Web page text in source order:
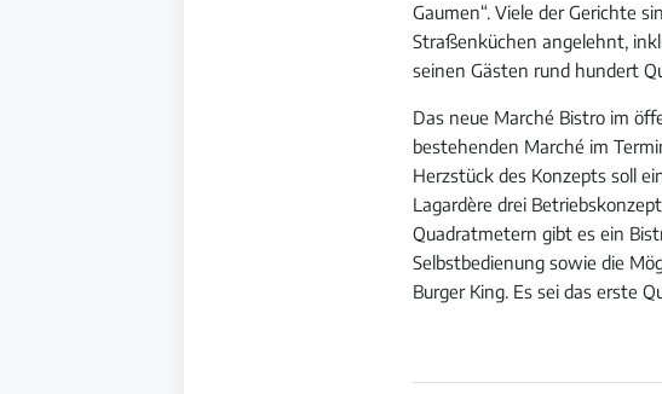
Gaumen“. Viele der Gerichte
Straßenküchen angelehnt,
seinen Gästen rund hundert
Das neue Marché Bistro im
bestehenden Marché im
Herzstück des Konzepts soll
Lagardère drei
Quadratmetern gibt es ein
Selbstbedienung sowie die
Burger King. Es sei das erste